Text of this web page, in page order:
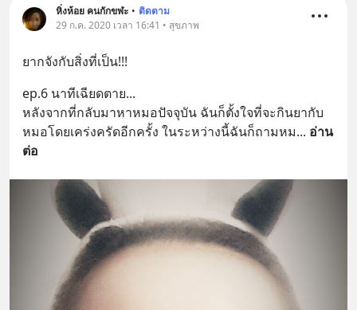
หิ่งห้อย คนกักขฬะ • ติดตาม
29 ก.ค. 2020 เวลา 16:41 • สุขภาพ
ยากจังกับสิ่งที่เป็น!!!
ep.6 นาทีเฉียดตาย...
หลังจากที่กลับมาหาหมอปัจจุบัน ฉันก็ตั้งใจที่จะกินยากับ
หมอโดยเคร่งครัดอีกครั้ง ในระหว่างนี้ฉันก็ถามหม... อ่าน
ต่อ